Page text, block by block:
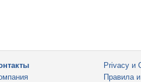
Privacy и
Правила